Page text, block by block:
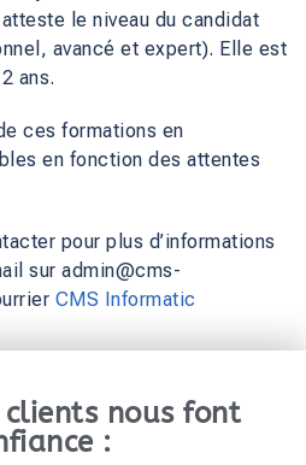
le niveau du candidat
avancé et expert). Elle est
ans.
ces formations en
en fonction des attentes
pour plus d’informations
sur admin@cms-
CMS Informatic
clients nous font
: